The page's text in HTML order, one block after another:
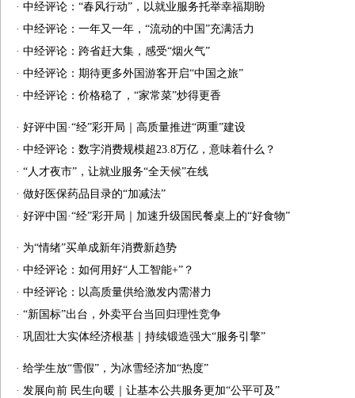
· 中经评论：“春风行动”，以就业服务托举幸福期盼
· 中经评论：一年又一年，“流动的中国”充满活力
· 中经评论：跨省赶大集，感受“烟火气”
· 中经评论：期待更多外国游客开启“中国之旅”
· 中经评论：价格稳了，“家常菜”炒得更香
· 好评中国·“经”彩开局｜高质量推进“两重”建设
· 中经评论：数字消费规模超23.8万亿，意味着什么？
· “人才夜市”，让就业服务“全天候”在线
· 做好医保药品目录的“加减法”
· 好评中国·“经”彩开局｜加速升级国民餐桌上的“好食物”
· 为“情绪”买单成新年消费新趋势
· 中经评论：如何用好“人工智能+”？
· 中经评论：以高质量供给激发内需潜力
· “新国标”出台，外卖平台当回归理性竞争
· 巩固壮大实体经济根基｜持续锻造强大“服务引擎”
· 给学生放“雪假”，为冰雪经济加“热度”
· 发展向前 民生向暖｜让基本公共服务更加“公平可及”